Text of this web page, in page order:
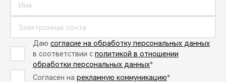
Даю согласие на обработку персональных данных
в соответствии с политикой в отношении
обработки персональных данных*
Согласен на рекламную коммуникацию*